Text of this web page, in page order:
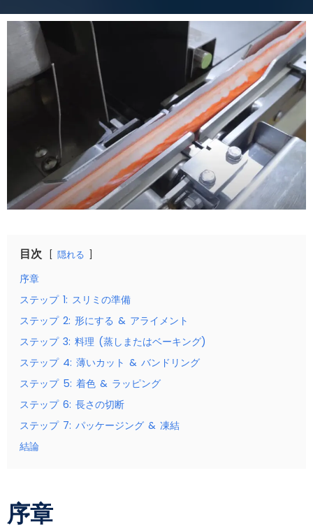
目次 隠れる
序章
ステップ 1: スリミの準備
ステップ 2: 形にする & アライメント
ステップ 3: 料理 (蒸しまたはベーキング)
ステップ 4: 薄いカット & バンドリング
ステップ 5: 着色 & ラッピング
ステップ 6: 長さの切断
ステップ 7: パッケージング & 凍結
結論
序章